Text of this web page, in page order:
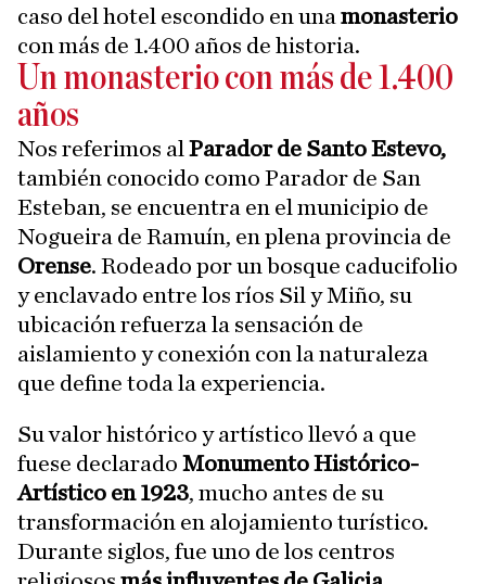
caso del hotel escondido en una monasterio
con más de 1.400 años de historia.
Un monasterio con más de 1.400
años
Nos referimos al Parador de Santo Estevo,
también conocido como Parador de San
Esteban, se encuentra en el municipio de
Nogueira de Ramuín, en plena provincia de
Orense. Rodeado por un bosque caducifolio
y enclavado entre los ríos Sil y Miño, su
ubicación refuerza la sensación de
aislamiento y conexión con la naturaleza
que define toda la experiencia.
Su valor histórico y artístico llevó a que
fuese declarado Monumento Histórico-
Artístico en 1923, mucho antes de su
transformación en alojamiento turístico.
Durante siglos, fue uno de los centros